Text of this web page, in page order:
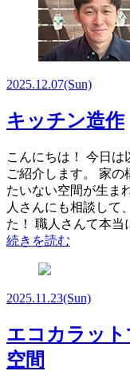
2025.12.07(Sun)
キッチン造作
こんにちは！ 今日は
ご紹介します。 家の
たいない空間が生ま
人さんにも相談して
た！ 職人さんて本当
続きを読む
2025.11.23(Sun)
エコカラッ
空間